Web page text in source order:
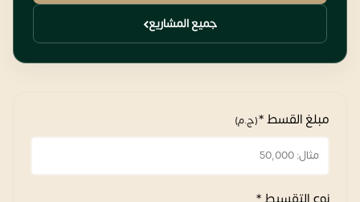
جميع المشاريع
مبلغ القسط *(ج.م)